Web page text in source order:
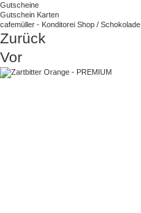
Gutscheine
Gutschein Karten
cafemüller - Konditorei Shop / Schokolade
Zurück
Vor